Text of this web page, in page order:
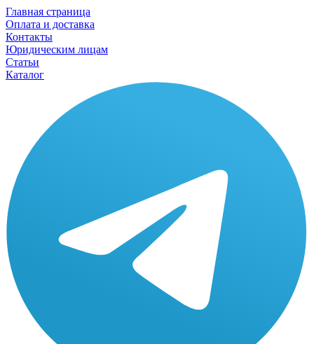
Главная страница
Оплата и доставка
Контакты
Юридическим лицам
Статьи
Каталог